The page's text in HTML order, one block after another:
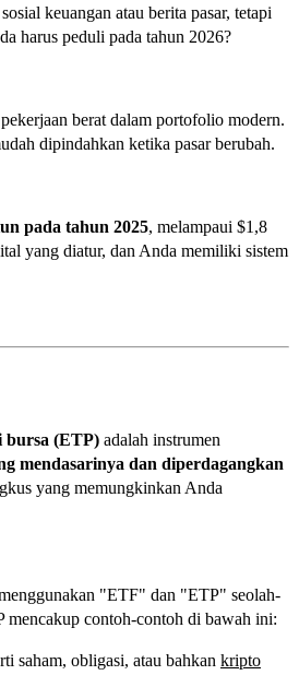
keuangan atau berita pasar, tetapi
harus peduli pada tahun 2026?
berat dalam portofolio modern.
dipindahkan ketika pasar berubah.
pada tahun 2025, melampaui $1,8
yang diatur, dan Anda memiliki sistem
bursa (ETP) adalah instrumen
mendasarinya dan diperdagangkan
yang memungkinkan Anda
"ETF" dan "ETP" seolah-
mencakup contoh-contoh di bawah ini:
saham, obligasi, atau bahkan kripto